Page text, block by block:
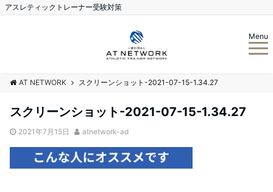
アスレティックトレーナー受験対策
Menu
AT NETWORK スクリーンショット-2021-07-15-1.34.27
スクリーンショット-2021-07-15-1.34.27
2021年7月15日 atnetwork-ad